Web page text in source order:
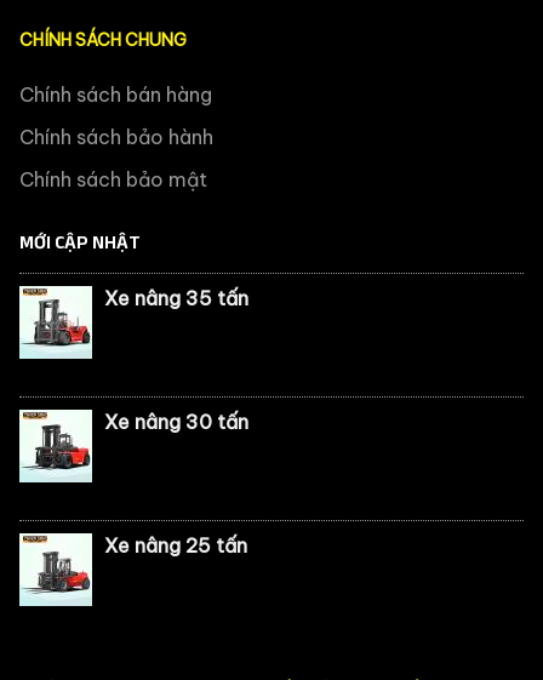
CHÍNH SÁCH CHUNG
Chính sách bán hàng
Chính sách bảo hành
Chính sách bảo mật
MỚI CẬP NHẬT
Xe nâng 35 tấn
Xe nâng 30 tấn
Xe nâng 25 tấn